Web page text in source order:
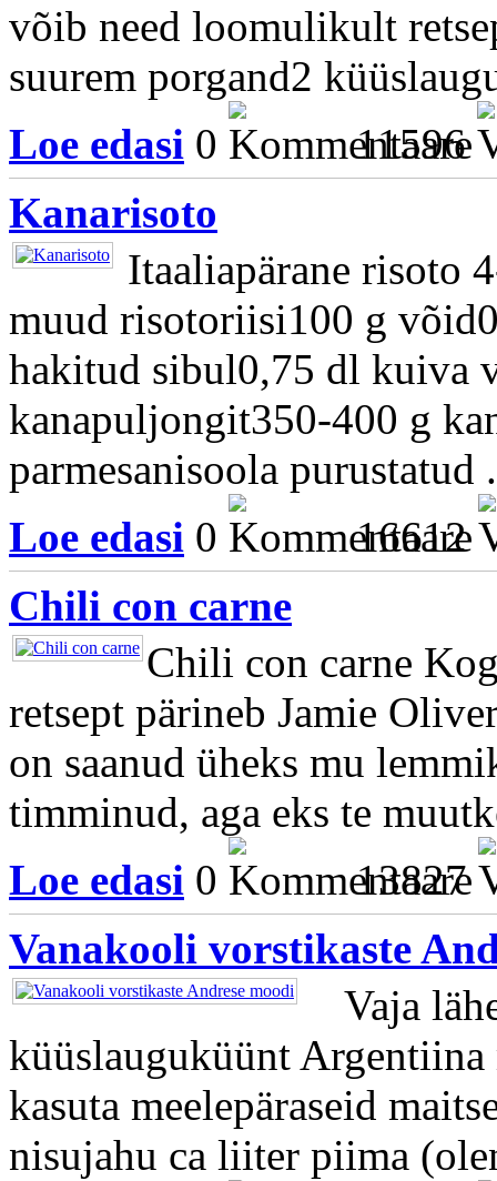
võib need loomulikult
suurem porgand2
Loe edasi 0 11596
Kanarisoto
Itaaliapärane risoto
muud risotoriisi100 g
hakitud sibul0,75 dl kuiva
kanapuljongit350-400 g
parmesanisoola purustatud
Loe edasi 0 16612
Chili con carne
Chili con carne
retsept pärineb Jamie
on saanud üheks mu
timminud, aga eks te
Loe edasi 0 13827
Vanakooli vorstikaste
Vaja
küüslauguküünt Argentiina
kasuta meelepäraseid
nisujahu ca liiter piima